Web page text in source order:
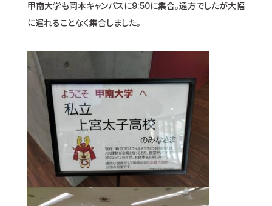
甲南大学も岡本キャンパスに9:50に集合。遠方でしたが大幅
に遅れることなく集合しました。